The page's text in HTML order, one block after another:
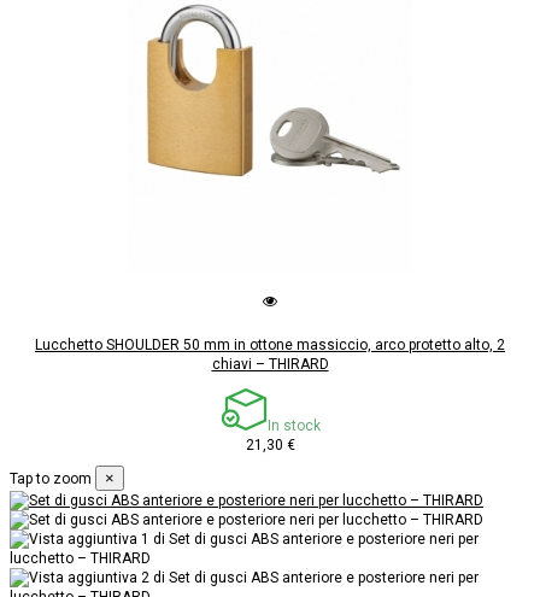
Lucchetto SHOULDER 50 mm in ottone massiccio, arco protetto alto, 2
chiavi – THIRARD
In stock
21,30 €
Tap to zoom
×